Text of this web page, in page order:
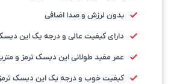
بدون لرزش و صدا اضافی
دارای کیفیت عالی و درجه یک این
عمر مفید طولانی این دیسک ترمز و
کیفیت خوب و درجه یک این دیسک